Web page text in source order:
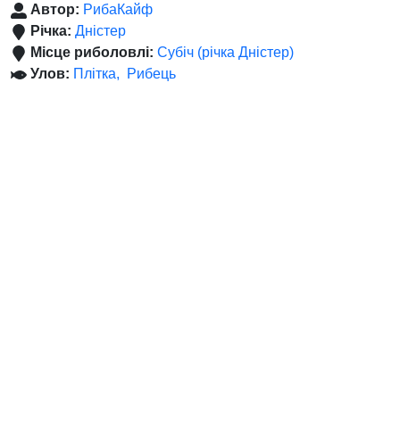
Автор: РибаКайф
Річка: Дністер
Місце риболовлі: Субіч (річка Дністер)
Улов: Плітка Рибець